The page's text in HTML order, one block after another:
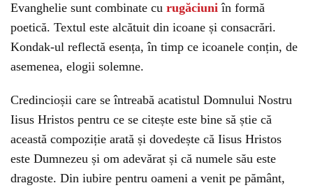
Evanghelie sunt combinate cu rugăciuni în formă
poetică. Textul este alcătuit din icoane și consacrări.
Kondak-ul reflectă esența, în timp ce icoanele conțin, de
asemenea, elogii solemne.
Credincioșii care se întreabă acatistul Domnului Nostru
Iisus Hristos pentru ce se citește este bine să știe că
această compoziție arată și dovedește că Iisus Hristos
este Dumnezeu și om adevărat și că numele său este
dragoste. Din iubire pentru oameni a venit pe pământ,